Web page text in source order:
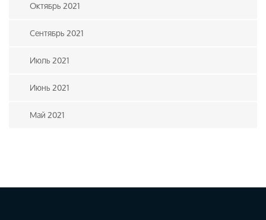
Октябрь 2021
Сентябрь 2021
Июль 2021
Июнь 2021
Май 2021